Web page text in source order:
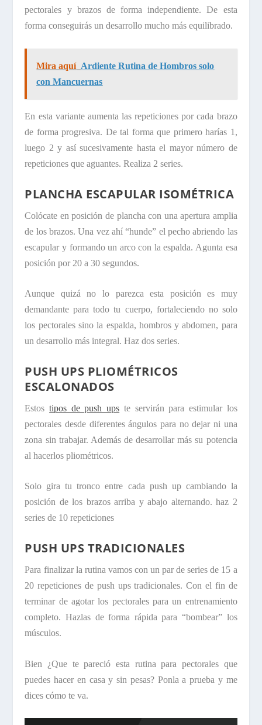
pectorales y brazos de forma independiente. De esta
forma conseguirás un desarrollo mucho más equilibrado.
Mira aquí Ardiente Rutina de Hombros solo
con Mancuernas
En esta variante aumenta las repeticiones por cada brazo
de forma progresiva. De tal forma que primero harías 1,
luego 2 y así sucesivamente hasta el mayor número de
repeticiones que aguantes. Realiza 2 series.
PLANCHA ESCAPULAR ISOMÉTRICA
Colócate en posición de plancha con una apertura amplia
de los brazos. Una vez ahí “hunde” el pecho abriendo las
escapular y formando un arco con la espalda. Agunta esa
posición por 20 a 30 segundos.
Aunque quizá no lo parezca esta posición es muy
demandante para todo tu cuerpo, fortaleciendo no solo
los pectorales sino la espalda, hombros y abdomen, para
un desarrollo más integral. Haz dos series.
PUSH UPS PLIOMÉTRICOS
ESCALONADOS
Estostipos de push ups te servirán para estimular los
pectorales desde diferentes ángulos para no dejar ni una
zona sin trabajar. Además de desarrollar más su potencia
al hacerlos pliométricos.
Solo gira tu tronco entre cada push up cambiando la
posición de los brazos arriba y abajo alternando. haz 2
series de 10 repeticiones
PUSH UPS TRADICIONALES
Para finalizar la rutina vamos con un par de series de 15 a
20 repeticiones de push ups tradicionales. Con el fin de
terminar de agotar los pectorales para un entrenamiento
completo. Hazlas de forma rápida para “bombear” los
músculos.
Bien ¿Que te pareció esta rutina para pectorales que
puedes hacer en casa y sin pesas? Ponla a prueba y me
dices cómo te va.